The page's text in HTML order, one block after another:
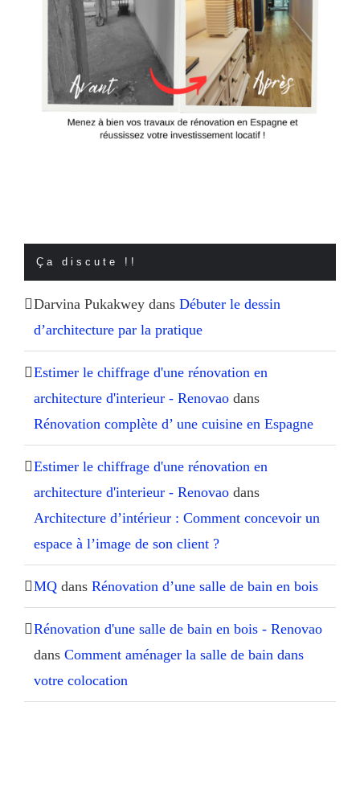
Ça discute !!
Darvina Pukakwey dans Débuter le dessin
d’architecture par la pratique
Estimer le chiffrage d'une rénovation en
architecture d'interieur - Renovao dans
Rénovation complète d’ une cuisine en Espagne
Estimer le chiffrage d'une rénovation en
architecture d'interieur - Renovao dans
Architecture d’intérieur : Comment concevoir un
espace à l’image de son client ?
MQ dans Rénovation d’une salle de bain en bois
Rénovation d'une salle de bain en bois - Renovao
dans Comment aménager la salle de bain dans
votre colocation